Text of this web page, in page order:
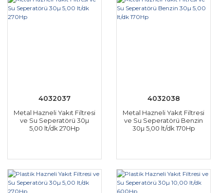
4032037
Metal Hazneli Yakıt Filtresi
ve Su Seperatörü 30µ
5,00 lt/dk 270Hp
4032038
Metal Hazneli Yakıt Filtresi
ve Su Seperatörü Benzin
30µ 5,00 lt/dk 170Hp